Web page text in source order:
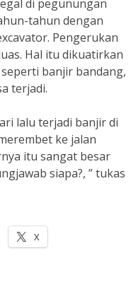
di pegunungan
tahun dengan
Pengerukan
Hal itu dikuatirkan
banjir bandang,
terjadi.
lalu terjadi banjir di
ke jalan
itu sangat besar
siapa?, ” tukas
X